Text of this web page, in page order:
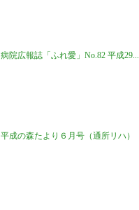
病院広報誌「ふれ愛」No.82 平成29...
平成の森たより６月号（通所リハ）